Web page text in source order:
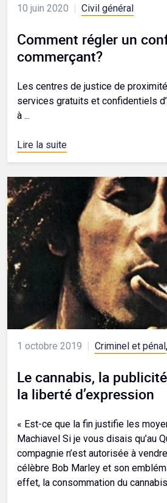
10 juin 2020 Civil général
Comment régler un
commerçant?
Les centres de justice de
services gratuits et confidentiels
à ...
Lire la suite
1 octobre 2019 Criminel et pénal ,
Le cannabis, la
la liberté d’expression
« Est-ce que la fin justifie les
Machiavel Si je vous disais qu’au
compagnie n’est autorisée à
célèbre Bob Marley et son
effet, la consommation du